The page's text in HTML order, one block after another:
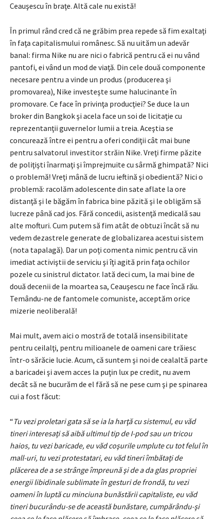
Ceauşescu în braţe. Altă cale nu există!
În primul rând cred că ne grăbim prea repede să fim exaltaţi
în faţa capitalismului românesc. Să nu uităm un adevăr
banal: firma Nike nu are nici o fabrică pentru că ei nu vând
pantofi, ei vând un mod de viaţă. Din cele două componente
necesare pentru a vinde un produs (producerea şi
promovarea), Nike investeşte sume halucinante în
promovare. Ce face în privinţa producţiei? Se duce la un
broker din Bangkok şi acela face un soi de licitaţie cu
reprezentanţii guvernelor lumii a treia. Aceştia se
concurează între ei pentru a oferi condiţii cât mai bune
pentru salvatorul investitor străin Nike. Vreţi firme păzite
de poliţişti înarmaţi şi împrejmuite cu sârmă ghimpată? Nici
o problemă! Vreţi mână de lucru ieftină şi obedientă? Nici o
problemă: racolăm adolescente din sate aflate la ore
distanţă şi le băgăm în fabrica bine păzită şi le obligăm să
lucreze până cad jos. Fără concedii, asistenţă medicală sau
alte mofturi. Cum putem să fim atât de obtuzi încât să nu
vedem dezastrele generate de globalizarea acestui sistem
(nota tapalagă). Dar un poţi comenta nimic pentru că vin
imediat activiştii de serviciu şi îţi agită prin faţa ochilor
pozele cu sinistrul dictator. Iată deci cum, la mai bine de
două decenii de la moartea sa, Ceauşescu ne face încă rău.
Temându-ne de fantomele comuniste, acceptăm orice
mizerie neoliberală!
Mai mult, avem aici o mostră de totală insensibilitate
pentru ceilalţi, pentru milioanele de oameni care trăiesc
într-o sărăcie lucie. Acum, că suntem şi noi de cealaltă parte
a baricadei şi avem acces la puţin lux pe credit, nu avem
decât să ne bucurăm de el fără să ne pese cum şi pe spinarea
cui a fost făcut:
“ Tu vezi proletari gata să se ia la harţă cu sistemul, eu văd
tineri interesaţi să aibă ultimul tip de I-pod sau un tricou
haios, tu vezi baricade, eu văd coşurile umplute cu tot felul în
mall-uri, tu vezi protestatari, eu văd tineri îmbătaţi de
plăcerea de a se strânge împreună şi de a da glas propriei
energii libidinale sublimate în gesturi de frondă, tu vezi
oameni în luptă cu minciuna bunăstării capitaliste, eu văd
tineri bucurându-se de această bunăstare, cumpărându-şi